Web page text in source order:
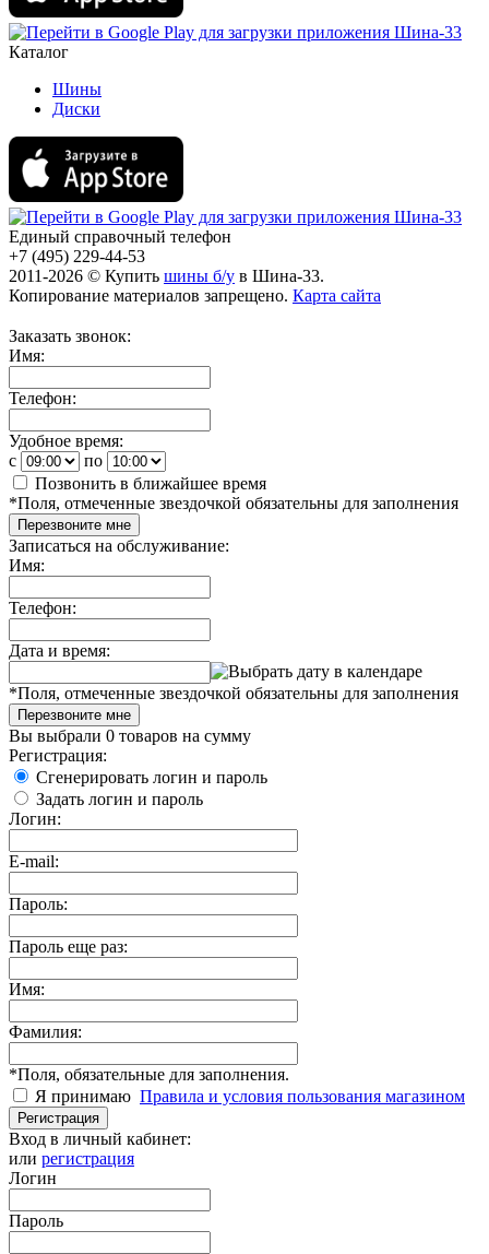
Каталог
Шины
Диски
Единый справочный телефон
+7 (495) 229-44-53
2011-2026 © Купить шины б/у в Шина-33.
Копирование материалов запрещено. Карта сайта
Заказать звонок:
Имя:
Телефон:
Удобное время:
c
по
Позвонить в ближайшее время
*Поля, отмеченные звездочкой обязательны для заполнения
Перезвоните мне
Записаться на обслуживание:
Имя:
Телефон:
Дата и время:
*Поля, отмеченные звездочкой обязательны для заполнения
Перезвоните мне
Вы выбрали 0 товаров на сумму
Регистрация:
Сгенерировать логин и пароль
Задать логин и пароль
Логин:
E-mail:
Пароль:
Пароль еще раз:
Имя:
Фамилия:
*Поля, обязательные для заполнения.
Я принимаю Правила и условия пользования магазином
Регистрация
Вход в личный кабинет:
или регистрация
Логин
Пароль